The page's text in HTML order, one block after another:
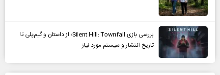
بررسی بازی Silent Hill: Townfall؛ از داستان و گیم‌پلی تا
تاریخ انتشار و سیستم مورد نیاز